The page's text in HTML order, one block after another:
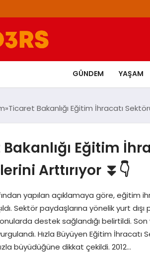
GÜNDEM YAŞAM
Ticaret Bakanlığı Eğitim İhracatı
Eğitim
Arttırıyor ⏬👇
yapılan açıklamaya göre, eğitim
Sektör paydaşlarına yönelik yurt
destek sağlandığı belirtildi.
Hızla Büyüyen Eğitim İhracatı
büyüdüğüne dikkat çekildi. 2012…